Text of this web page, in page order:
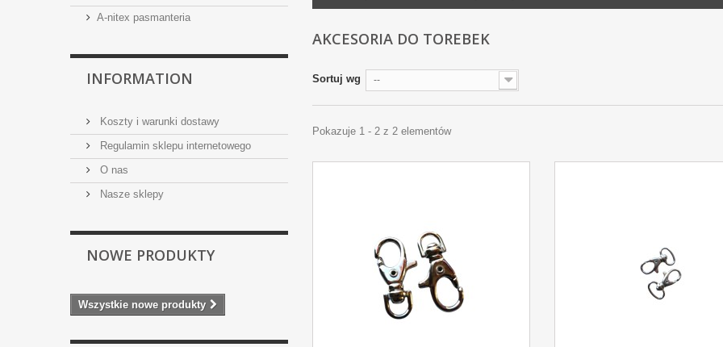
A-nitex pasmanteria
INFORMATION
Koszty i warunki dostawy
Regulamin sklepu internetowego
O nas
Nasze sklepy
NOWE PRODUKTY
Wszystkie nowe produkty
AKCESORIA DO TOREBEK
Sortuj wg --
Pokazuje 1 - 2 z 2 elementów